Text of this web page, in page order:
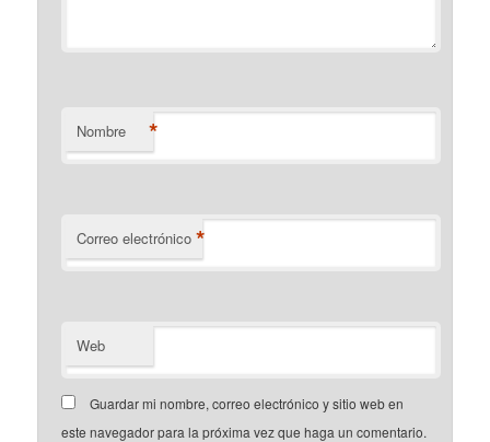
Nombre *
Correo electrónico *
Web
Guardar mi nombre, correo electrónico y sitio web en
este navegador para la próxima vez que haga un comentario.